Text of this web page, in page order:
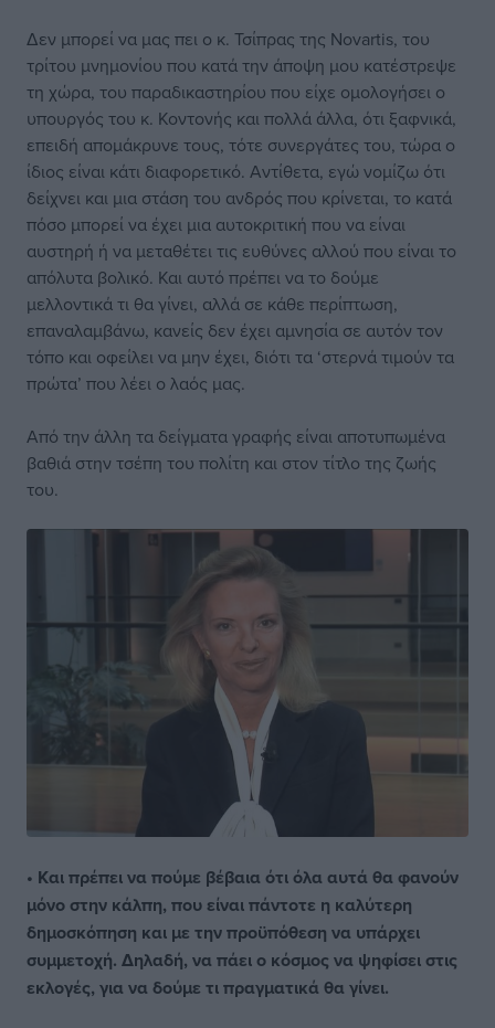
Δεν μπορεί να μας πει ο κ. Τσίπρας της Novartis, του
τρίτου μνημονίου που κατά την άποψη μου κατέστρεψε
τη χώρα, του παραδικαστηρίου που είχε ομολογήσει ο
υπουργός του κ. Κοντονής και πολλά άλλα, ότι ξαφνικά,
επειδή απομάκρυνε τους, τότε συνεργάτες του, τώρα ο
ίδιος είναι κάτι διαφορετικό. Αντίθετα, εγώ νομίζω ότι
δείχνει και μια στάση του ανδρός που κρίνεται, το κατά
πόσο μπορεί να έχει μια αυτοκριτική που να είναι
αυστηρή ή να μεταθέτει τις ευθύνες αλλού που είναι το
απόλυτα βολικό. Και αυτό πρέπει να το δούμε
μελλοντικά τι θα γίνει, αλλά σε κάθε περίπτωση,
επαναλαμβάνω, κανείς δεν έχει αμνησία σε αυτόν τον
τόπο και οφείλει να μην έχει, διότι τα ‘στερνά τιμούν τα
πρώτα’ που λέει ο λαός μας.
Από την άλλη τα δείγματα γραφής είναι αποτυπωμένα
βαθιά στην τσέπη του πολίτη και στον τίτλο της ζωής
του.
• Και πρέπει να πούμε βέβαια ότι όλα αυτά θα φανούν
μόνο στην κάλπη, που είναι πάντοτε η καλύτερη
δημοσκόπηση και με την προϋπόθεση να υπάρχει
συμμετοχή. Δηλαδή, να πάει ο κόσμος να ψηφίσει στις
εκλογές, για να δούμε τι πραγματικά θα γίνει.